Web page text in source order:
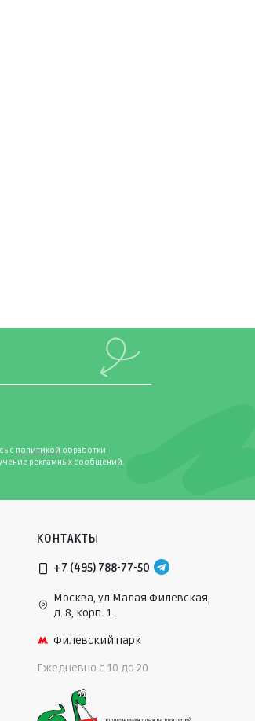
с политикой обработки
рекламных сообщений.
КОНТАКТЫ
+7 (495) 788-77-50
Москва, ул.Малая Филевская,
д. 8, корп. 1
Филевский парк
Ежедневно c 10 до 20